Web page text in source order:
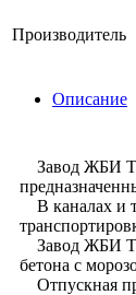
Производитель
Описание
Завод ЖБИ
В каналах и
Завод ЖБИ
бетона с
Отпускная